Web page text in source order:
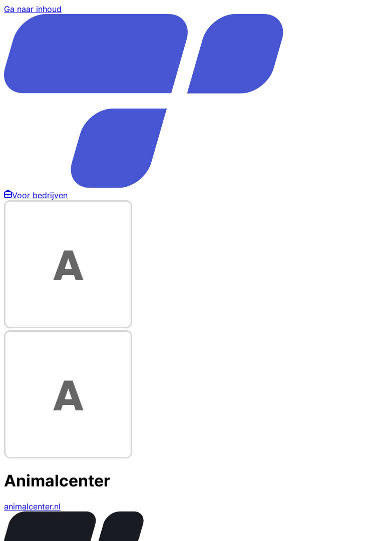
Ga naar inhoud
Voor bedrijven
Animalcenter
animalcenter.nl